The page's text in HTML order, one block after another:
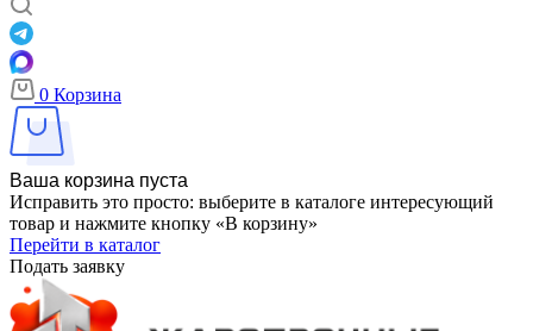
0 Корзина
Ваша корзина пуста
Исправить это просто: выберите в каталоге интересующий
товар и нажмите кнопку «В корзину»
Перейти в каталог
Подать заявку